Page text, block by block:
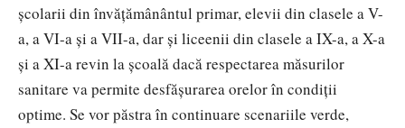
școlarii din învățămânântul primar, elevii din clasele a V-
a, a VI-a și a VII-a, dar și liceenii din clasele a IX-a, a X-a
și a XI-a revin la școală dacă respectarea măsurilor
sanitare va permite desfășurarea orelor în condiții
optime. Se vor păstra în continuare scenariile verde,